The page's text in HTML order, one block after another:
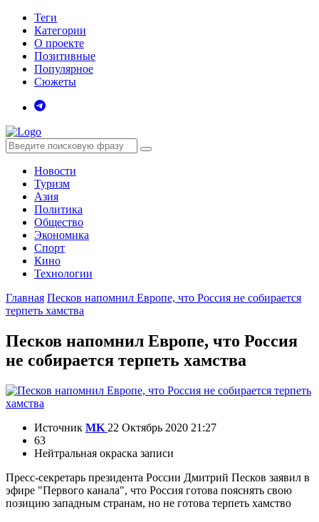
Теги
Категории
О проекте
Позитивные
Популярное
Сюжеты
Новости
Туризм
Азия
Политика
Общество
Экономика
Спорт
Кино
Технологии
Главная Песков напомнил Европе, что Россия не собирается
терпеть хамства
Песков напомнил Европе, что Россия
не собирается терпеть хамства
Источник MK 22 Октябрь 2020 21:27
63
Нейтральная окраска записи
Пресс-секретарь президента России Дмитрий Песков заявил в
эфире "Первого канала", что Россия готова пояснять свою
позицию западным странам, но не готова терпеть хамство